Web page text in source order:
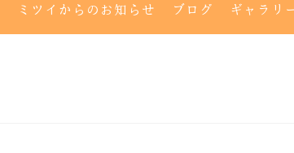
ミツイからのお知らせ ブログ ギャラリ